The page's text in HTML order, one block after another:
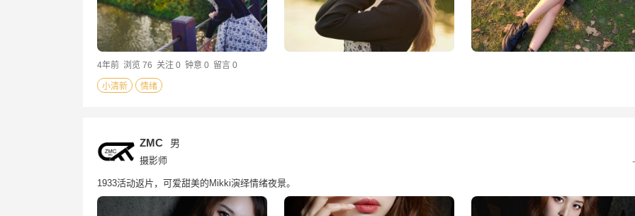
4年前 浏览 76 关注 0 钟意 0 留言 0
小清新 情绪
ZMC 男
摄影师
1933活动返片，可爱甜美的Mikki演绎情绪夜景。